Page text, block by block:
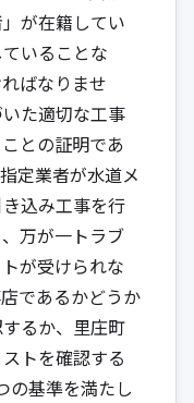
が在籍してい
いることな
ばなりませ
た適切な工事
との証明であ
定業者が水道メ
込み工事を行
万が一トラブ
が受けられな
であるかどうか
るか、里庄町
トを確認する
の基準を満たし